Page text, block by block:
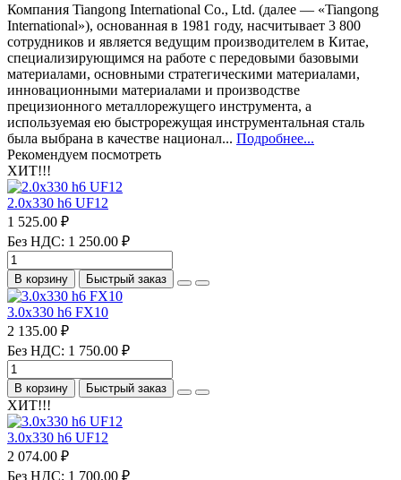
Компания Tiangong International Co., Ltd. (далее — «Tiangong
International»), основанная в 1981 году, насчитывает 3 800
сотрудников и является ведущим производителем в Китае,
специализирующимся на работе с передовыми базовыми
материалами, основными стратегическими материалами,
инновационными материалами и производстве
прецизионного металлорежущего инструмента, а
используемая ею быстрорежущая инструментальная сталь
была выбрана в качестве национал... Подробнее...
Рекомендуем посмотреть
ХИТ!!!
2.0х330 h6 UF12
1 525.00 ₽
Без НДС: 1 250.00 ₽
В корзину Быстрый заказ
3.0х330 h6 FX10
2 135.00 ₽
Без НДС: 1 750.00 ₽
В корзину Быстрый заказ
ХИТ!!!
3.0х330 h6 UF12
2 074.00 ₽
Без НДС: 1 700.00 ₽